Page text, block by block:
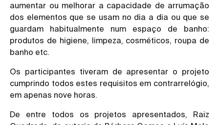
aumentar ou melhorar a capacidade de arrumação
dos elementos que se usam no dia a dia ou que se
guardam habitualmente num espaço de banho:
produtos de higiene, limpeza, cosméticos, roupa de
banho etc.
Os participantes tiveram de apresentar o projeto
cumprindo todos estes requisitos em contrarrelógio,
em apenas nove horas.
De entre todos os projetos apresentados, Raiz